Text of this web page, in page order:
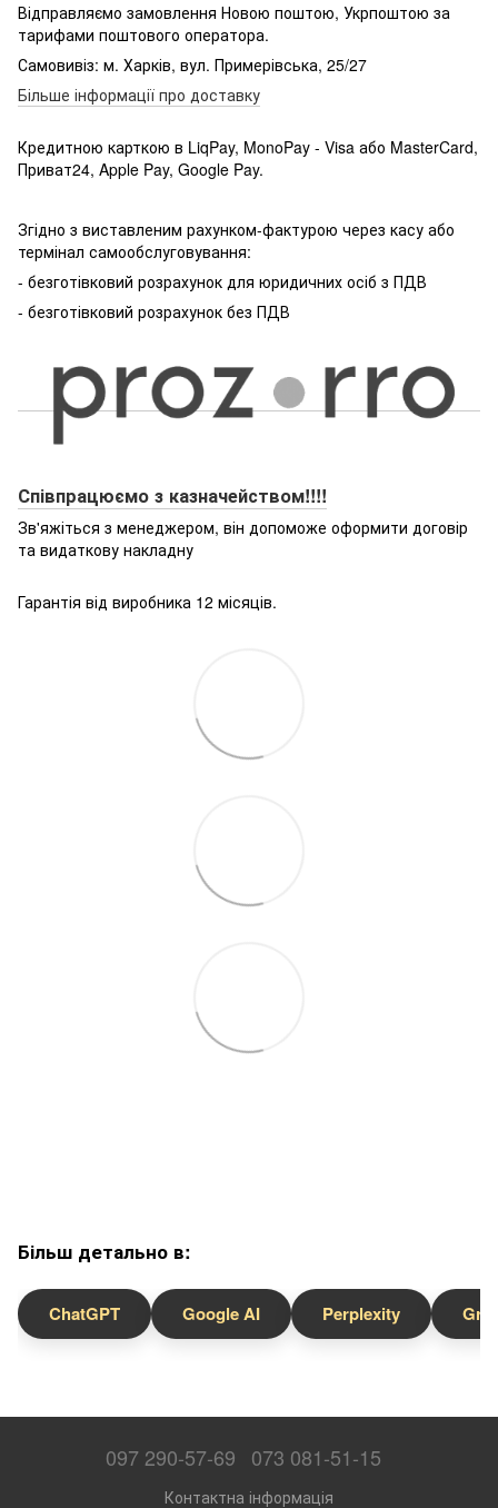
Відправляємо замовлення Новою поштою, Укрпоштою за
тарифами поштового оператора.
Самовивіз: м. Харків, вул. Примерівська, 25/27
Більше інформації про доставку
Кредитною карткою в LiqPay, MonoPay - Visa або MasterCard,
Приват24, Apple Pay, Google Pay.
Згідно з виставленим рахунком-фактурою через касу або
термінал самообслуговування:
- безготівковий розрахунок для юридичних осіб з ПДВ
- безготівковий розрахунок без ПДВ
Співпрацюємо з казначейством!!!!
Зв'яжіться з менеджером, він допоможе оформити договір
та видаткову накладну
Гарантія від виробника 12 місяців.
Більш детально в:
ChatGPT Google AI Perplexity
097 290-57-69 073 081-51-15
Контактна інформація